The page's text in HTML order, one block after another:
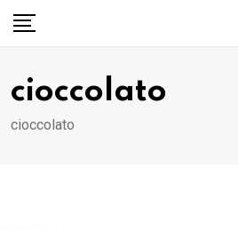
Skip
cioccolato
cioccolato